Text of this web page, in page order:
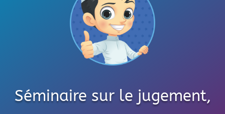
Séminaire sur le jugement,